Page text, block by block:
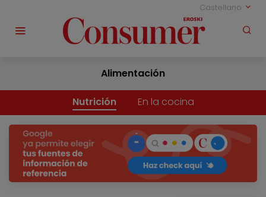
Castellano
Alimentación
Nutrición En la cocina